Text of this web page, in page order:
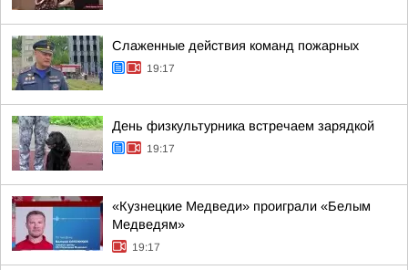
Слаженные действия команд пожарных
19:17
День физкультурника встречаем зарядкой
19:17
«Кузнецкие Медведи» проиграли «Белым
Медведям»
19:17